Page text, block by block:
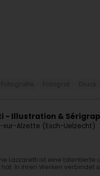
- Illustration &
sur-Alzette (Esch-Uelzecht)
Lazzaretti ist eine
In ihren Werken verbindet